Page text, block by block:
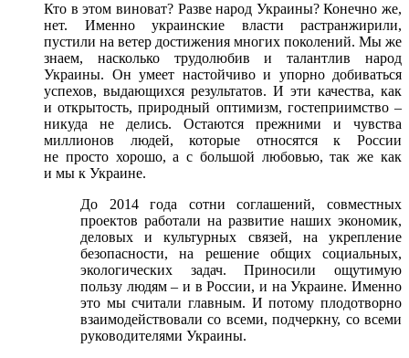
Кто в этом виноват? Разве народ Украины? Конечно же,
нет. Именно украинские власти растранжирили,
пустили на ветер достижения многих поколений. Мы же
знаем, насколько трудолюбив и талантлив народ
Украины. Он умеет настойчиво и упорно добиваться
успехов, выдающихся результатов. И эти качества, как
и открытость, природный оптимизм, гостеприимство –
никуда не делись. Остаются прежними и чувства
миллионов людей, которые относятся к России
не просто хорошо, а с большой любовью, так же как
и мы к Украине.
До 2014 года сотни соглашений, совместных
проектов работали на развитие наших экономик,
деловых и культурных связей, на укрепление
безопасности, на решение общих социальных,
экологических задач. Приносили ощутимую
пользу людям – и в России, и на Украине. Именно
это мы считали главным. И потому плодотворно
взаимодействовали со всеми, подчеркну, со всеми
руководителями Украины.